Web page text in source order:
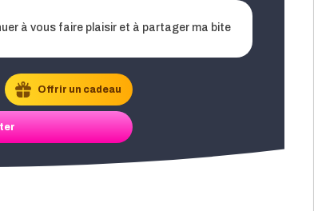
keyboard_arrow_down
à vous faire plaisir et à partager ma bite
Offrir un cadeau